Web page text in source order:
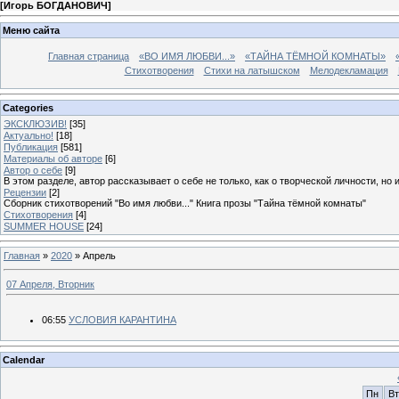
[Игорь БОГДАНОВИЧ]
Меню сайта
Главная страница «ВО ИМЯ ЛЮБВИ...» «ТАЙНА ТЁМНОЙ КОМНАТЫ»
Стихотворения
Стихи на латышском Мелодекламация
Categories
ЭКСКЛЮЗИВ! [35]
Актуально! [18]
Публикация [581]
Материалы об авторе [6]
Автор о себе [9]
В этом разделе, автор рассказывает о себе не только, как о творческой личности,
Рецензии [2]
Сборник стихотворений "Во имя любви..." Книга прозы "Тайна тёмной комнаты"
Стихотворения [4]
SUMMER HOUSE [24]
Главная » 2020 » Апрель
07 Апреля, Вторник
06:55 УСЛОВИЯ КАРАНТИНА
Calendar
Пн
Вт